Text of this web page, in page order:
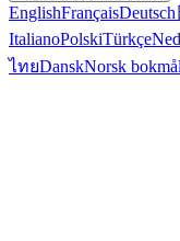
EnglishFrançaisDeutsch
ItalianoPolskiTürkçe
ไทยDanskNorsk bokmål